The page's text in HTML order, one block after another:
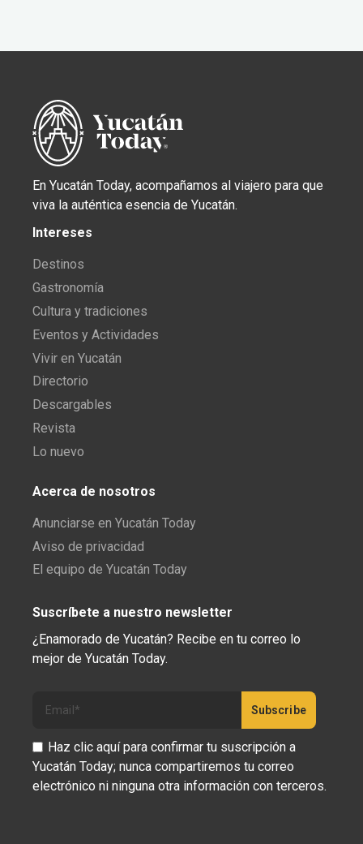
En Yucatán Today, acompañamos al viajero para que
viva la auténtica esencia de Yucatán.
Intereses
Destinos
Gastronomía
Cultura y tradiciones
Eventos y Actividades
Vivir en Yucatán
Directorio
Descargables
Revista
Lo nuevo
Acerca de nosotros
Anunciarse en Yucatán Today
Aviso de privacidad
El equipo de Yucatán Today
Suscríbete a nuestro newsletter
¿Enamorado de Yucatán? Recibe en tu correo lo
mejor de Yucatán Today.
Haz clic aquí para confirmar tu suscripción a
Yucatán Today; nunca compartiremos tu correo
electrónico ni ninguna otra información con terceros.